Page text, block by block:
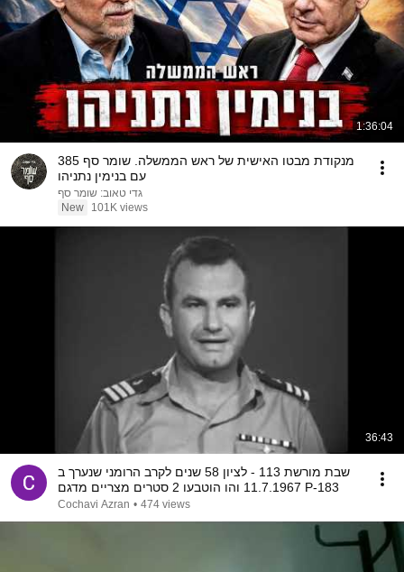
1:36:04
מנקודת מבטו האישית של ראש הממשלה. שומר סף 385
עם בנימין נתניהו
גדי טאוב: שומר סף
New
101K views
36:43
שבת מורשת 113 - לציון 58 שנים לקרב הרומני שנערך ב
11.7.1967 והו הוטבעו 2 סטרים מצריים מדגם P-183
Cochavi Azran • 474 views